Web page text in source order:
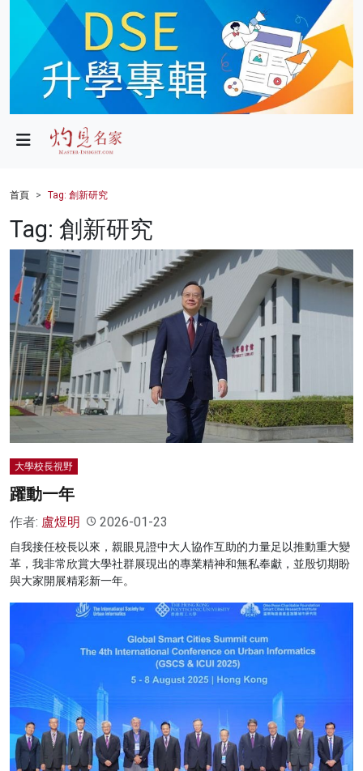
政局
財經
健康
商業
科技
影片
名家榜
灼見活動
首頁 Tag: 創新研究
Tag: 創新研究
大學校長視野
躍動一年
作者: 盧煜明 2026-01-23
自我接任校長以來，親眼見證中大人協作互助的力量足以推動重大變
革，我非常欣賞大學社群展現出的專業精神和無私奉獻，並殷切期盼
與大家開展精彩新一年。